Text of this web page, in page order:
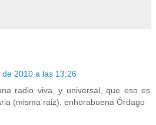
2010 a las 13:26
radio viva, y universal, que eso es
(misma raiz), enhorabuena Órdago